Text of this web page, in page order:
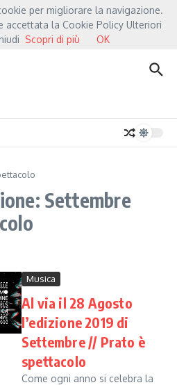
nasce “Anime Salve”: la data zero è
Settembre
Musica
Al via il 28 Agosto
l’edizione 2019 di
Settembre // Prato è
spettacolo
Come ogni anno si celebra la
per migliorare la navigazione.
accettata la Cookie Policy Ulteriori
Scopri di più OK